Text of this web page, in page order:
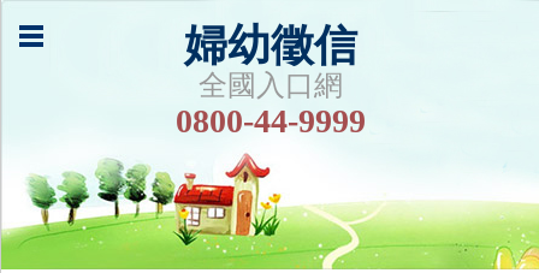
婦幼徵信
全國入口網
0800-44-9999